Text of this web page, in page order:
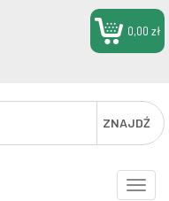
ZNAJDŹ
0,00 zł
Toggle